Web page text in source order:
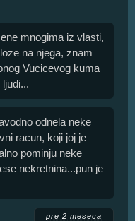
mnogima iz vlasti,
na njega, znam
Vucicevog kuma
odnela neke
racun, koji joj je
pominju neke
nekretnina...pun je
pre 2 meseca